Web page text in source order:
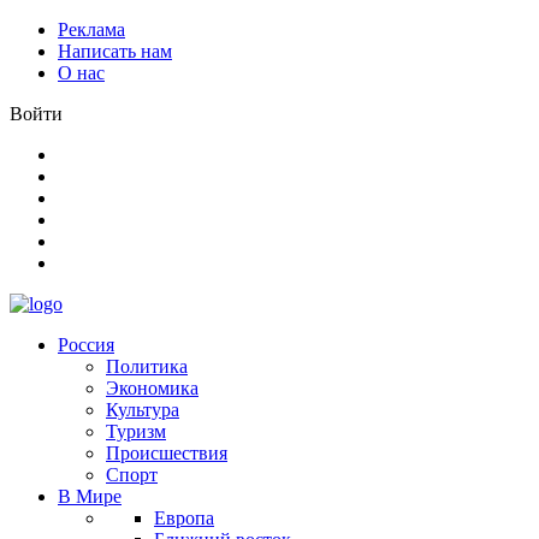
Реклама
Написать нам
О нас
Войти
Россия
Политика
Экономика
Культура
Туризм
Происшествия
Спорт
В Мире
Европа